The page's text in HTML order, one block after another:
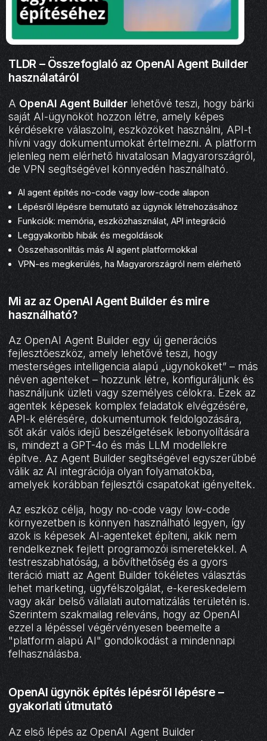
TLDR – Összefoglaló az OpenAI Agent Builder
használatáról
A OpenAI Agent Builder lehetővé teszi, hogy bárki
saját AI-ügynököt hozzon létre, amely képes
kérdésekre válaszolni, eszközöket használni, API-t
hívni vagy dokumentumokat értelmezni. A platform
jelenleg nem elérhető hivatalosan Magyarországról,
de VPN segítségével könnyedén használható.
AI agent építés no-code vagy low-code alapon
Lépésről lépésre bemutató az ügynök létrehozásához
Funkciók: memória, eszközhasználat, API integráció
Leggyakoribb hibák és megoldások
Összehasonlítás más AI agent platformokkal
VPN-es megkerülés, ha Magyarországról nem elérhető
Mi az az OpenAI Agent Builder és mire
használható?
Az OpenAI Agent Builder egy új generációs
fejlesztőeszköz, amely lehetővé teszi, hogy
mesterséges intelligencia alapú „ügynököket” – más
néven agenteket – hozzunk létre, konfiguráljunk és
használjunk üzleti vagy személyes célokra. Ezek az
agentek képesek komplex feladatok elvégzésére,
API-k elérésére, dokumentumok feldolgozására,
sőt akár valós idejű beszélgetések lebonyolítására
is, mindezt a GPT-4o és más LLM modellekre
építve. Az Agent Builder segítségével egyszerűbbé
válik az AI integrációja olyan folyamatokba,
amelyek korábban fejlesztői csapatokat igényeltek.
Az eszköz célja, hogy no-code vagy low-code
környezetben is könnyen használható legyen, így
azok is képesek AI-agenteket építeni, akik nem
rendelkeznek fejlett programozói ismeretekkel. A
testreszabhatóság, a bővíthetőség és a gyors
iteráció miatt az Agent Builder tökéletes választás
lehet marketing, ügyfélszolgálat, e-kereskedelem
vagy akár belső vállalati automatizálás területén is.
Szerintem szakmailag releváns, hogy az OpenAI
ezzel a lépéssel végérvényesen beemelte a
"platform alapú AI" gondolkodást a mindennapi
felhasználásba.
OpenAI ügynök építés lépésről lépésre –
gyakorlati útmutató
Az első lépés az OpenAI Agent Builder